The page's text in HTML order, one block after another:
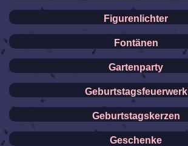
Figurenlichter
Fontänen
Gartenparty
Geburtstagsfeuerwerk
Geburtstagskerzen
Geschenke